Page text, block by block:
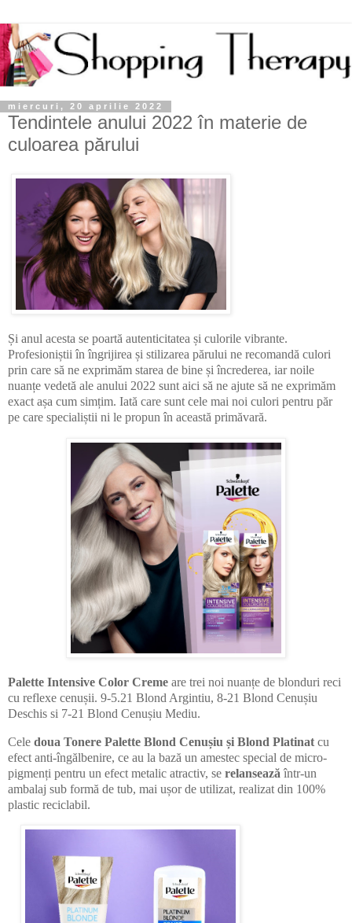
miercuri, 20 aprilie 2022
Tendintele anului 2022 în materie de
culoarea părului
Și anul acesta se poartă autenticitatea și culorile vibrante.
Profesioniștii în îngrijirea și stilizarea părului ne recomandă culori
prin care să ne exprimăm starea de bine și încrederea, iar noile
nuanțe vedetă ale anului 2022 sunt aici să ne ajute să ne exprimăm
exact așa cum simțim. Iată care sunt cele mai noi culori pentru păr
pe care specialiștii ni le propun în această primăvară.
Palette Intensive Color Creme are trei noi nuanțe de blonduri reci
cu reflexe cenușii. 9-5.21 Blond Argintiu, 8-21 Blond Cenușiu
Deschis si 7-21 Blond Cenușiu Mediu.
Cele doua Tonere Palette Blond Cenușiu și Blond Platinat cu
efect anti-îngălbenire, ce au la bază un amestec special de micro-
pigmenți pentru un efect metalic atractiv, se relansează într-un
ambalaj sub formă de tub, mai ușor de utilizat, realizat din 100%
plastic reciclabil.